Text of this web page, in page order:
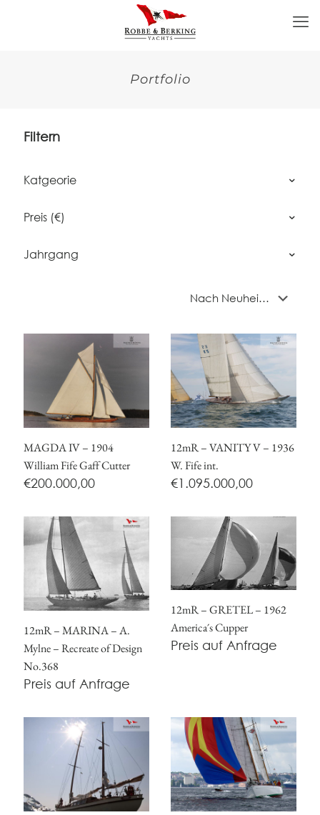
Portfolio
Filtern
Katgeorie
Preis (€)
Jahrgang
MAGDA IV – 1904
William Fife Gaff Cutter
€200.000,00
12mR – VANITY V – 1936
W. Fife int.
€1.095.000,00
12mR – MARINA – A.
Mylne – Recreate of Design
No.368
Preis auf Anfrage
12mR – GRETEL – 1962
America´s Cupper
Preis auf Anfrage